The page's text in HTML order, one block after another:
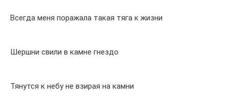
Всегда меня поражала такая тяга к жизни
Шершни свили в камне гнездо
Тянутся к небу не взирая на камни